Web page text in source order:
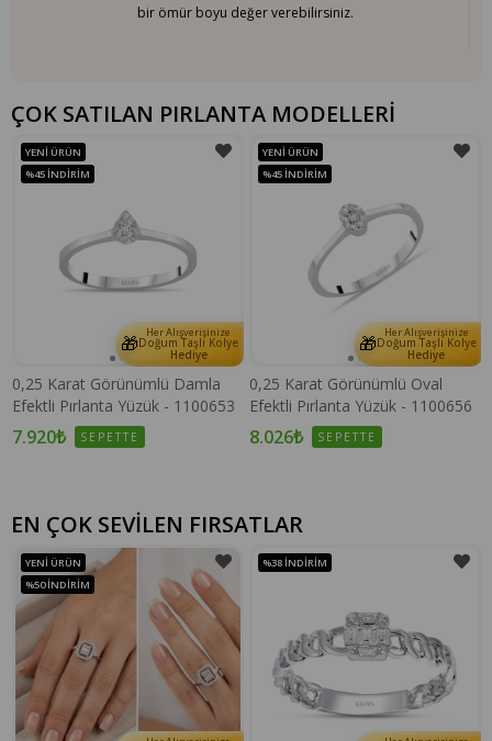
bir ömür boyu değer verebilirsiniz.
ÇOK SATILAN PIRLANTA MODELLERİ
🎁 Her Alışverişinize
Doğum Taşlı Kolye
Hediye
0,25 Karat Görünümlü Damla
Efektli Pırlanta Yüzük - 1100653
7.920₺ SEPETTE
YENI ÜRÜN
%45 İNDIRIM
🎁 Her Alışverişinize
Doğum Taşlı Kolye
Hediye
0,25 Karat Görünümlü Oval
Efektli Pırlanta Yüzük - 1100656
8.026₺ SEPETTE
YENI ÜRÜN
%45 İNDIRIM
EN ÇOK SEVİLEN FIRSATLAR
YENI ÜRÜN
%50 İNDIRIM
%38 İNDIRIM